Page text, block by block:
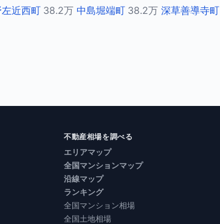
近西町 38.2万 中島堀端町 38.2万 深草善導寺町
不動産相場を調べる
エリアマップ
全国マンションマップ
沿線マップ
ランキング
全国マンション相場
全国土地相場